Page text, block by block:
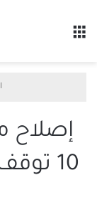
إصلاح
10